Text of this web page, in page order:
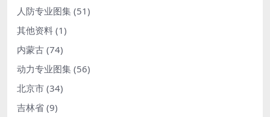
人防专业图集 (51)
其他资料 (1)
内蒙古 (74)
动力专业图集 (56)
北京市 (34)
吉林省 (9)